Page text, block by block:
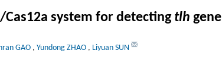
system for detecting tlh
GAO , Yundong ZHAO , Liyuan SUN